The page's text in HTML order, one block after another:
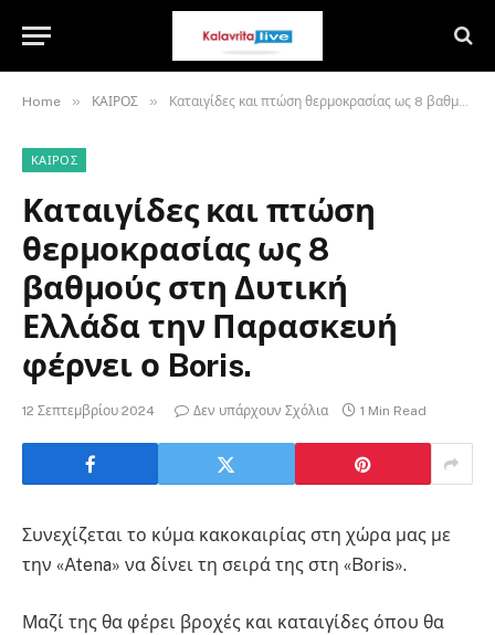
Home » ΚΑΙΡΟΣ » Καταιγίδες και πτώση θερμοκρασίας ως 8 βαθμούς στη Δυτική Ελλάδα την Παρασκευή φέρνει ο Boris.
ΚΑΙΡΟΣ
Καταιγίδες και πτώση
θερμοκρασίας ως 8
βαθμούς στη Δυτική
Ελλάδα την Παρασκευή
φέρνει ο Boris.
12 Σεπτεμβρίου 2024 Δεν υπάρχουν Σχόλια 1 Min Read
Συνεχίζεται το κύμα κακοκαιρίας στη χώρα μας με
την «Atena» να δίνει τη σειρά της στη «Boris».
Μαζί της θα φέρει βροχές και καταιγίδες όπου θα